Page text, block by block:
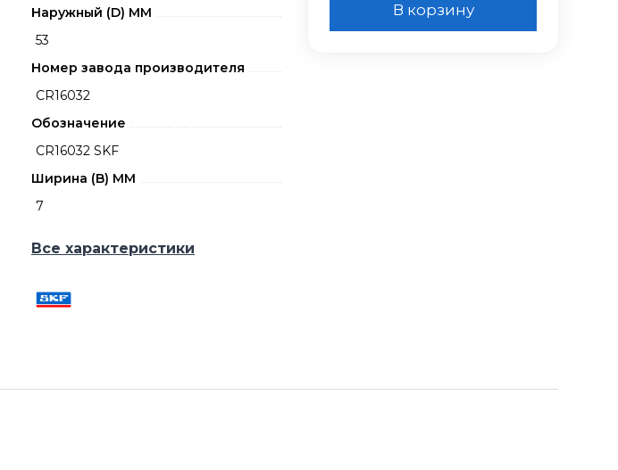
Наружный (D) ММ
53
Номер завода производителя
CR16032
Обозначение
CR16032 SKF
Ширина (B) MM
7
Все характеристики
В корзину